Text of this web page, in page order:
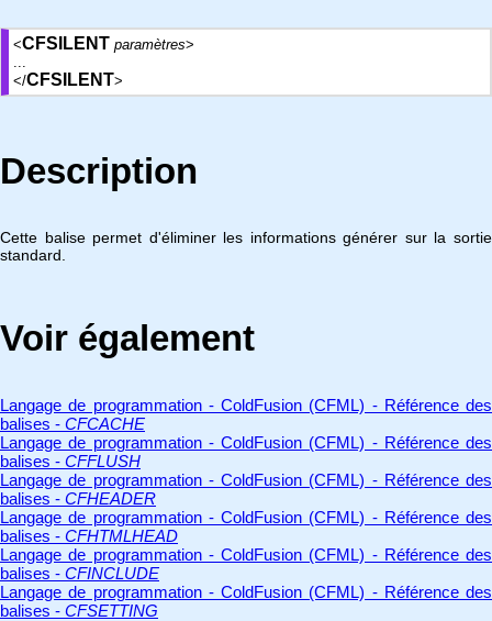
<CFSILENT paramètres>
...
</CFSILENT>
Description
Cette balise permet d'éliminer les informations générer sur la sortie
standard.
Voir également
Langage de programmation - ColdFusion (CFML) - Référence des
balises - CFCACHE
Langage de programmation - ColdFusion (CFML) - Référence des
balises - CFFLUSH
Langage de programmation - ColdFusion (CFML) - Référence des
balises - CFHEADER
Langage de programmation - ColdFusion (CFML) - Référence des
balises - CFHTMLHEAD
Langage de programmation - ColdFusion (CFML) - Référence des
balises - CFINCLUDE
Langage de programmation - ColdFusion (CFML) - Référence des
balises - CFSETTING